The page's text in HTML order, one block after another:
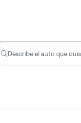
Describe el auto que